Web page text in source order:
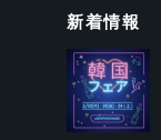
新着情報